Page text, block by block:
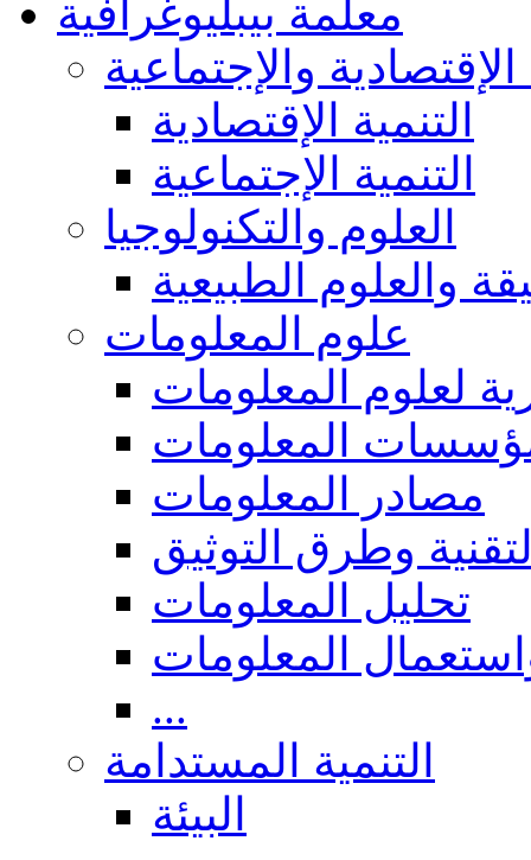
معلمة بيبليوغرافية
الإقتصادية والإجتماعية
التنمية الإقتصادية
التنمية الإجتماعية
العلوم والتكنولوجيا
والعلوم الطبيعية
علوم المعلومات
لعلوم المعلومات
المعلومات
مصادر المعلومات
وطرق التوثيق
تحليل المعلومات
المعلومات
...
التنمية المستدامة
البيئة